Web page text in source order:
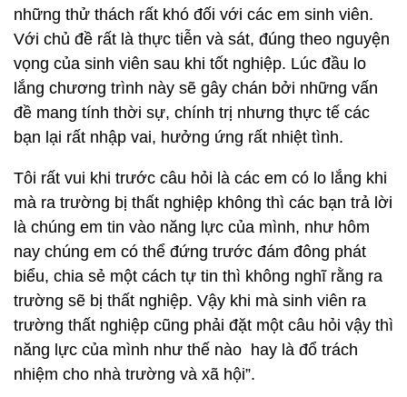
những thử thách rất khó đối với các em sinh viên.
Với chủ đề rất là thực tiễn và sát, đúng theo nguyện
vọng của sinh viên sau khi tốt nghiệp. Lúc đầu lo
lắng chương trình này sẽ gây chán bởi những vấn
đề mang tính thời sự, chính trị nhưng thực tế các
bạn lại rất nhập vai, hưởng ứng rất nhiệt tình.
Tôi rất vui khi trước câu hỏi là các em có lo lắng khi
mà ra trường bị thất nghiệp không thì các bạn trả lời
là chúng em tin vào năng lực của mình, như hôm
nay chúng em có thể đứng trước đám đông phát
biểu, chia sẻ một cách tự tin thì không nghĩ rằng ra
trường sẽ bị thất nghiệp. Vậy khi mà sinh viên ra
trường thất nghiệp cũng phải đặt một câu hỏi vậy thì
năng lực của mình như thế nào hay là đổ trách
nhiệm cho nhà trường và xã hội”.